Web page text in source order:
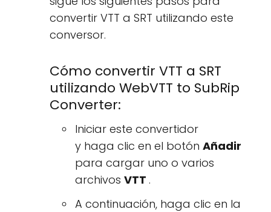
convertir VTT a SRT utilizando este
conversor.
Cómo convertir VTT a SRT
utilizando WebVTT to SubRip
Converter:
Iniciar este convertidor
y haga clic en el botón Añadir
para cargar uno o varios
archivos VTT .
A continuación, haga clic en la